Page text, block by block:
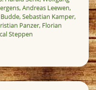
Andreas Leewen,
Sebastian Kamper,
Panzer, Florian
Steppen